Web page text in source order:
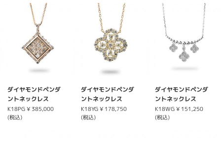
ダイヤモンドペンダ
ントネックレス
K18PG¥ 385,000
(税込)
ダイヤモンドペンダ
ントネックレス
K18YG ¥ 178,750
(税込)
ダイヤモンドペンダ
ントネックレス
K18WG ¥ 151,250
(税込)